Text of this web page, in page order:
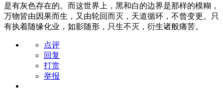
是有灰色存在的。而这世界上，黑和白的边界是那样的模糊，
万物皆由因果而生，又由轮回而灭，天道循环，不曾变更。只
有执着随缘化业，如影随形，只生不灭，衍生诸般痛苦。
点评
回复
打赏
举报